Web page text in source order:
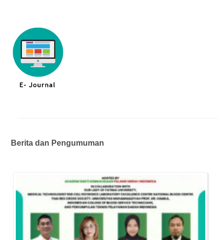
Berita dan Pengumuman